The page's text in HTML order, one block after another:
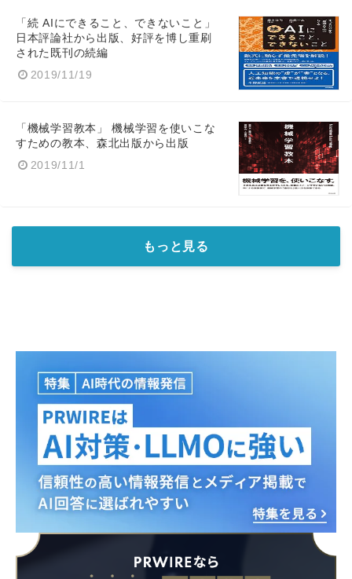
「続 AIにできること、できないこと」
日本評論社から出版、好評を博し重刷
された既刊の続編
2019/11/19
「機械学習教本」 機械学習を使いこな
すための教本、森北出版から出版
2019/11/1
もっと見る